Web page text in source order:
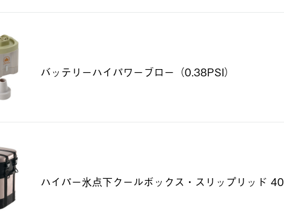
バッテリーハイパワーブロー（0.38PSI）
ハイパー氷点下クールボックス・スリップリッド 40